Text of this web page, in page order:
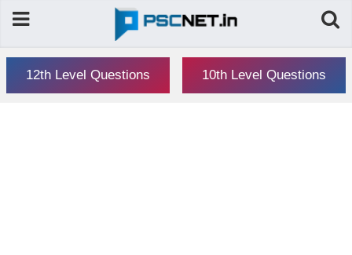
12th Level Questions 10th Level Questions